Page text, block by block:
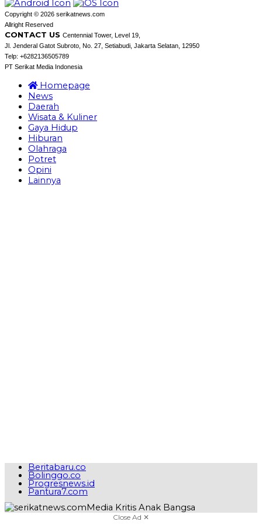
Copyright © 2026 serikatnews.com
Allright Reserved
CONTACT US Centennial Tower, Level 19,
Jl. Jenderal Gatot Subroto, No. 27, Setiabudi, Jakarta Selatan, 12950
Telp: +6282136505789
PT Serikat Media Indonesia
Homepage
News
Daerah
Wisata & Kuliner
Gaya Hidup
Hiburan
Olahraga
Potret
Opini
Lainnya
Beritabaru.co
Bolinggo.co
Progresnews.id
Pantura7.com
Close Ad ✕